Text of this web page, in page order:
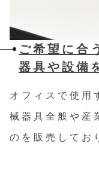
ご希望に合
器具や設備
オフィスで使用
械器具全般や産
のを販売してお